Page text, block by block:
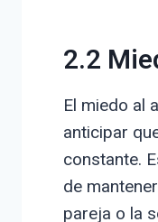
2.2
El miedo al
anticipar
constante.
de
pareja o la